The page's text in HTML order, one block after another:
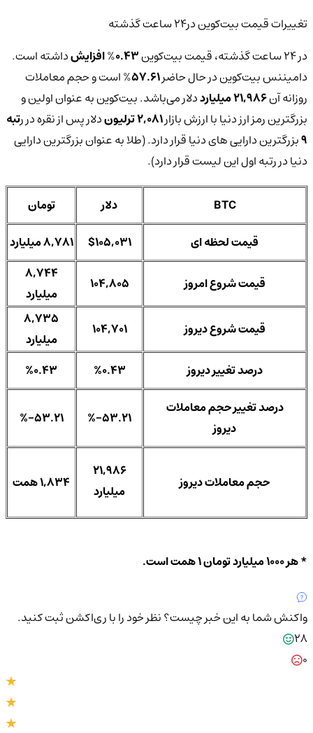
تغییرات قیمت بیت‌کوین‌ در24 ساعت گذشته
در 24 ساعت گذشته، قیمت بیت‌کوین
0.43
%افزایشداشته است.
دامیننس بیت‌کوین در حال حاضر57.61% است و حجم معاملات
روزانه آن21,986 میلیارد
دلار می‌باشد. بیت‌کوین به عنوان اولین و
بزرگترین رمز ارز دنیا با ارزش بازار2,081 ترلیون دلار پس از نقره در رتبه
بزرگترین دارایی های دنیا قرار دارد. (طلا به عنوان بزرگترین دارایی
دنیا در رتبه اول این لیست قرار دارد).
BTC دلار
تومان
قیمت لحظه ای
$105,031 8,781 میلیارد
قیمت شروع امروز 104,805
8,744
میلیارد
قیمت شروع دیروز
104,701
8,735
میلیارد
درصد تغییر دیروز
%0.43
%0.43
درصد تغییر حجم معاملات
دیروز
%-53.21
%-53.21
حجم معاملات دیروز
21,986
میلیارد
1,834 همت
* هر 1000 میلیارد تومان 1 همت است.
واکنش شما به این خبر چیست؟نظر خود را با ری‌اکشن ثبت کنید.
28